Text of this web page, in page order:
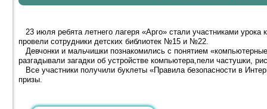
23 июля ребята летнего лагеря «Арго» стали участниками урока
провели сотрудники детских библиотек №15 и №22.
Девчонки и мальчишки познакомились с понятием
разгадывали загадки об устройстве компьютера,пели частушки,
Все участники получили буклеты «Правила безопасности в
призы.